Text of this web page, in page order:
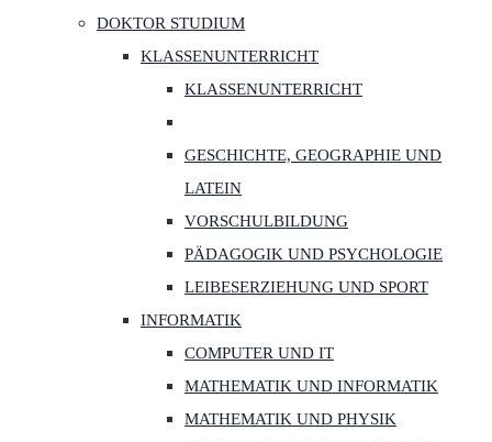
DOKTOR STUDIUM
KLASSENUNTERRICHT
KLASSENUNTERRICHT
GESCHICHTE, GEOGRAPHIE UND
LATEIN
VORSCHULBILDUNG
PÄDAGOGIK UND PSYCHOLOGIE
LEIBESERZIEHUNG UND SPORT
INFORMATIK
COMPUTER UND IT
MATHEMATIK UND INFORMATIK
MATHEMATIK UND PHYSIK